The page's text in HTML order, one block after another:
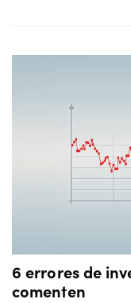
6 errores de
comenten